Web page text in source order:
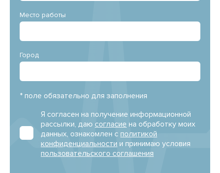
Место работы
Город
* поле обязательно для заполнения
Я согласен на получение информационной
рассылки, даю согласие на обработку моих
данных, ознакомлен с политикой
конфиденциальности и принимаю условия
пользовательского соглашения